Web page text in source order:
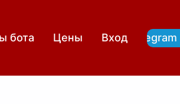
бота Цены Вход
Вход с Telegram